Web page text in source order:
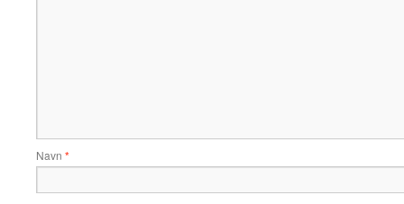
Navn *